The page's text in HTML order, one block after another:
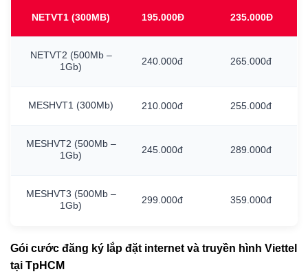
NETVT1 (300MB) 195.000Đ 235.000Đ
NETVT2 (500Mb –
1Gb)
240.000đ 265.000đ
MESHVT1 (300Mb) 210.000đ 255.000đ
MESHVT2 (500Mb –
1Gb)
245.000đ 289.000đ
MESHVT3 (500Mb –
1Gb)
299.000đ 359.000đ
Gói cước đăng ký lắp đặt internet và truyền hình Viettel
tại TpHCM